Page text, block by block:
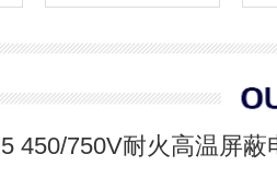
450/750V耐火高温屏蔽